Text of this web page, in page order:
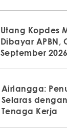
Utang Kopdes
Dibayar APBN,
September 2026
Airlangga:
Selaras
Tenaga Kerja